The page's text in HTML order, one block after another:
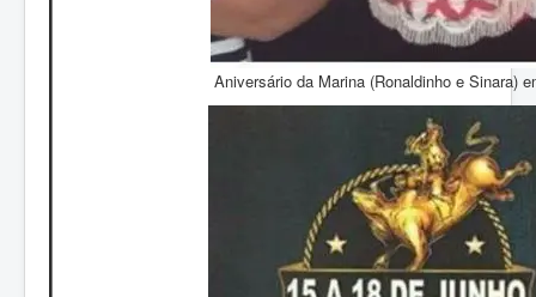
Aniversário da Marina (Ronaldinho e Sinara)